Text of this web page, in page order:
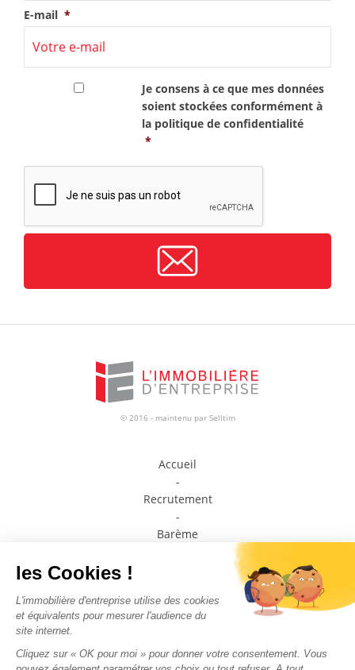
E-mail *
Je consens à ce que mes données
soient stockées conformément à
la politique de confidentialité
*
© 2016 - maintenu par Selltim
Accueil
-
Recrutement
-
Barème
Prendre contact avec un conseiller
Médiateur de la consommation
-
-